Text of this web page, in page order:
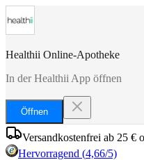
Healthii Online-Apotheke
In der Healthii App öffnen
Öffnen
Versandkostenfrei ab 25 €
Hervorragend (4,66/5)